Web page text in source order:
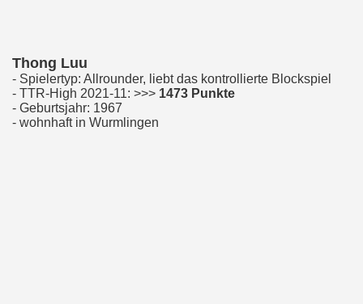
Thong Luu
- Spielertyp: Allrounder, liebt das kontrollierte Blockspiel
- TTR-High 2021-11: >>> 1473 Punkte
- Geburtsjahr: 1967
- wohnhaft in Wurmlingen